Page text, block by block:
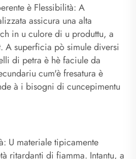
è Flessibilità: A
assicura una alta
in u culore di u produttu, a
A superficia pò simule diversi
di petra è hè faciule da
cum'è fresatura è
à i bisogni di cuncepimentu
U materiale tipicamente
ritardanti di fiamma. Intantu, a